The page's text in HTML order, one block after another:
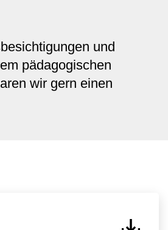
und
pädagogischen
wir gern einen